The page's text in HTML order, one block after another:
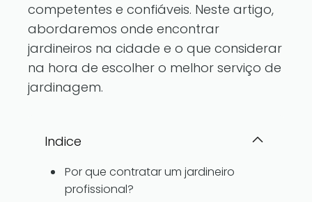
competentes e confiáveis. Neste artigo,
abordaremos onde encontrar
jardineiros na cidade e o que considerar
na hora de escolher o melhor serviço de
jardinagem.
Indice
Por que contratar um jardineiro
profissional?